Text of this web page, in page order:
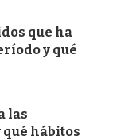
que ha
y qué
las
hábitos